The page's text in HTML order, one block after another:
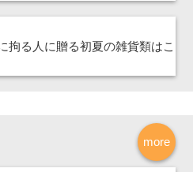
拘る人に贈る初夏の雑貨類はこ
more